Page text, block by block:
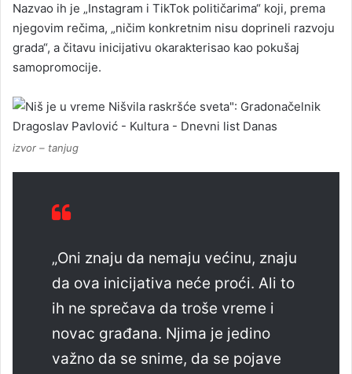
Nazvao ih je „Instagram i TikTok političarima“ koji, prema
njegovim rečima, „ničim konkretnim nisu doprineli razvoju
grada“, a čitavu inicijativu okarakterisao kao pokušaj
samopromocije.
izvor – tanjug
„Oni znaju da nemaju većinu, znaju
da ova inicijativa neće proći. Ali to
ih ne sprečava da troše vreme i
novac građana. Njima je jedino
važno da se snime, da se pojave